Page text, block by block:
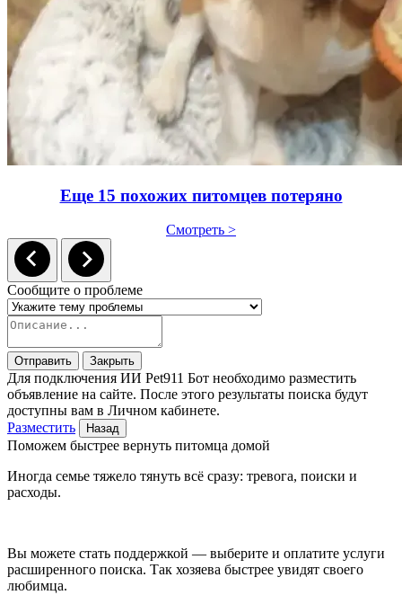
Еще 15 похожих питомцев потеряно
Смотреть >
Сообщите о проблеме
Отправить Закрыть
Для подключения ИИ Pet911 Бот необходимо разместить
объявление на сайте. После этого результаты поиска будут
доступны вам в Личном кабинете.
Разместить
Назад
Поможем быстрее вернуть питомца домой
Иногда семье тяжело тянуть всё сразу: тревога, поиски и
расходы.
Вы можете стать поддержкой — выберите и оплатите услуги
расширенного поиска. Так хозяева быстрее увидят своего
любимца.